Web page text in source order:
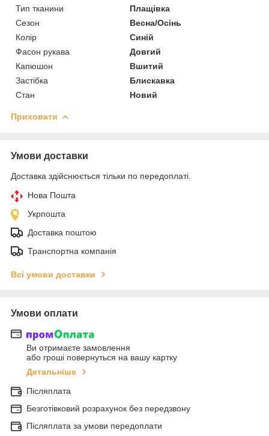
Тип тканини
Плащівка
Сезон
Весна/Осінь
Колір
Синій
Фасон рукава
Довгий
Капюшон
Вшитий
Застібка
Блискавка
Стан
Новий
Приховати
Умови доставки
Доставка здійснюється тільки по передоплаті.
Нова Пошта
Укрпошта
Доставка поштою
Транспортна компанія
Всі умови доставки
Умови оплати
Ви отримаєте замовлення
або гроші повернуться на вашу картку
Детальніше
Післяплата
Безготівковий розрахунок без передзвону
Післяплата за умови передоплати